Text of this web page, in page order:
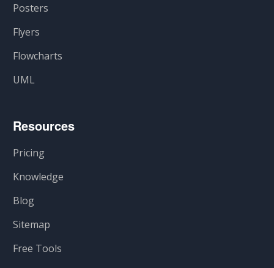
Posters
Flyers
Flowcharts
UML
Resources
Pricing
Knowledge
Blog
Sitemap
Free Tools